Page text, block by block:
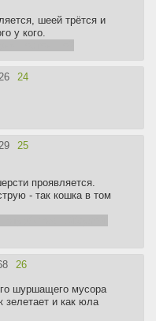
шеей трётся и
у кого.
24
25
проявляется.
- так кошка в том
26
шуршащего мусора
зелетает и как юла